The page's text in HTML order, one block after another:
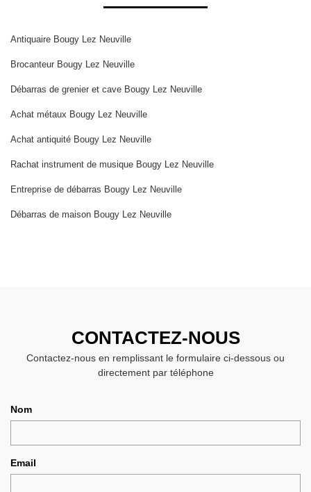
Antiquaire Bougy Lez Neuville
Brocanteur Bougy Lez Neuville
Débarras de grenier et cave Bougy Lez Neuville
Achat métaux Bougy Lez Neuville
Achat antiquité Bougy Lez Neuville
Rachat instrument de musique Bougy Lez Neuville
Entreprise de débarras Bougy Lez Neuville
Débarras de maison Bougy Lez Neuville
CONTACTEZ-NOUS
Contactez-nous en remplissant le formulaire ci-dessous ou
directement par téléphone
Nom
Email